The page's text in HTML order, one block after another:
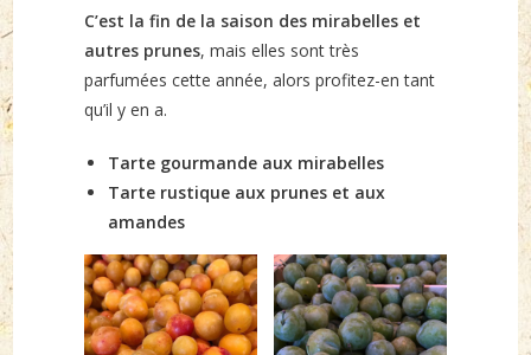
C’est la fin de la saison des mirabelles et
autres prunes, mais elles sont très
parfumées cette année, alors profitez-en tant
qu’il y en a.
Tarte gourmande aux mirabelles
Tarte rustique aux prunes et aux
amandes